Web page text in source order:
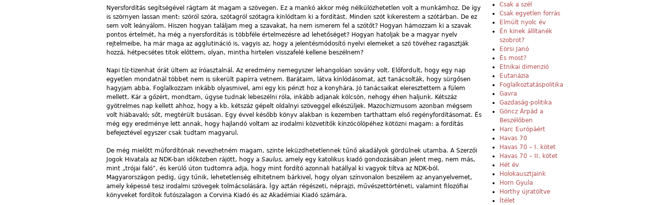
Nyersfordítás segítségével rágtam át magam a szövegen. Ez a mankó akkor még nélkülözhetetlen volt a munkámhoz. De így
is szörnyen lassan ment: szóról szóra, szótagról szótagra kínlódtam ki a fordítást. Minden szót kikerestem a szótárban. De ez
sem volt leányálom. Hiszen hogyan találjam meg a szavakat, ha nem ismerem fel a szótőt? Hogyan hámozzam ki a szavak
pontos értelmét, ha még a nyersfordítás is többféle értelmezésre ad lehetőséget? Hogyan hatoljak be a magyar nyelv
rejtelmeibe, ha már maga az agglutináció is, vagyis az, hogy a jelentésmódosító nyelvi elemeket a szó tövéhez ragasztják
hozzá, hétpecsétes titok előttem, olyan, mintha hirtelen visszafelé kellene beszélnem?
Napi tíz-tizenhat órát ültem az íróasztalnál. Az eredmény nemegyszer lehangolóan sovány volt. Előfordult, hogy egy nap
egyetlen mondatnál többet nem is sikerült papírra vetnem. Barátaim, látva kínlódásomat, azt tanácsolták, hogy sürgősen
hagyjam abba. Foglalkozzam inkább olyasmivel, ami egy kis pénzt hoz a konyhára. Jó tanácsaikat eleresztettem a fülem
mellett. Kár a gőzért, mondtam, úgyse tudnak lebeszélni róla, inkább adjanak kölcsön, nehogy éhen haljunk. Kétszáz
gyötrelmes nap kellett ahhoz, hogy a kb. kétszáz gépelt oldalnyi szöveggel elkészüljek. Mazochizmusom azonban mégsem
volt hiábavaló; sőt, megtérült busásan. Egy évvel később könyv alakban is kezemben tarthattam első regényfordításomat. És
még egy eredménye lett annak, hogy hajlandó voltam az irodalmi közvetítők kínzócölöpéhez kötözni magam: a fordítás
befejeztével egyszer csak tudtam magyarul.
De még mielőtt műfordítónak nevezhetném magam, szinte leküzdhetetlennek tűnő akadályok gördülnek utamba. A Szerzői
Jogok Hivatala az NDK-ban időközben rájött, hogy a Saulus, amely egy katolikus kiadó gondozásában jelent meg, nem más,
mint „trójai faló”, és kerülő úton tudtomra adja, hogy mint fordító azonnali hatállyal ki vagyok tiltva az NDK-ból.
Magyarországon pedig, úgy tűnik, lehetetlenség elhitetnem bárkivel, hogy olyan színvonalon beszélem az anyanyelvemet,
amely képessé tesz irodalmi szövegek tolmácsolására. Így aztán régészeti, néprajzi, művészettörténeti, valamint filozófiai
könyveket fordítok futószalagon a Corvina Kiadó és az Akadémiai Kiadó számára.
Csak a szél
Csak egyetlen forrás
Elmúlt nyolc év
Én kinek állítanék
szobrot?
Eörsi Janó
És most?
Etnikai dimenzió
Eutanázia
Foglalkoztatáspolitika
Gavra
Gazdaság-politika
Göncz Árpád a
Beszélőben
Harc Európáért
Havas 70
Havas 70 – I. kötet
Havas 70 – II. kötet
Hét év
Holokausztjaink
Horn Gyula
Horthy újratöltve
Ítélet